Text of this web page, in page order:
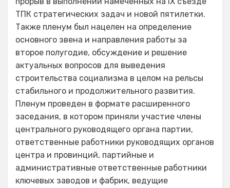
ТПК стратегических задач и новой пятилетки.
Также пленум был нацелен на определение
основного звена и направления работы за
второе полугодие, обсуждение и решение
актуальных вопросов для выведения
строительства социализма в целом на рельсы
стабильного и продолжительного развития.
Пленум проведен в формате расширенного
заседания, в котором приняли участие члены
центрального руководящего органа партии,
ответственные работники руководящих органов
центра и провинций, партийные и
административные ответственные работники
ключевых заводов и фабрик, ведущие